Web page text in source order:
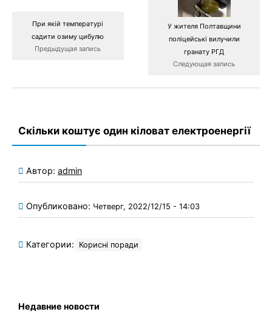
При якій температурі
садити озиму цибулю
Предыдущая запись
У жителя Полтавщини
поліцейські вилучили
гранату РГД
Следующая запись
Скільки коштує один кіловат електроенергії
Автор: admin
Опубликовано: Четверг, 2022/12/15 - 14:03
Категории: Корисні поради
Недавние новости